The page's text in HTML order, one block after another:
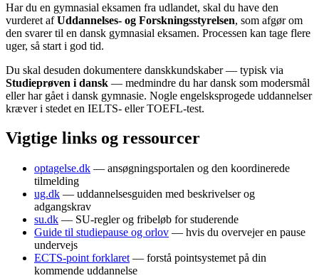
Har du en gymnasial eksamen fra udlandet, skal du have den
vurderet afUddannelses- og Forskningsstyrelsen, som afgør om
den svarer til en dansk gymnasial eksamen. Processen kan tage flere
uger, så start i god tid.
Du skal desuden dokumentere danskkundskaber — typisk via
Studieprøven i dansk — medmindre du har dansk som modersmål
eller har gået i dansk gymnasie. Nogle engelsksprogede uddannelser
kræver i stedet en IELTS- eller TOEFL-test.
Vigtige links og ressourcer
optagelse.dk — ansøgningsportalen og den koordinerede
tilmelding
ug.dk — uddannelsesguiden med beskrivelser og
adgangskrav
su.dk — SU-regler og fribeløb for studerende
Guide til studiepause og orlov — hvis du overvejer en pause
undervejs
ECTS-point forklaret — forstå pointsystemet på din
kommende uddannelse